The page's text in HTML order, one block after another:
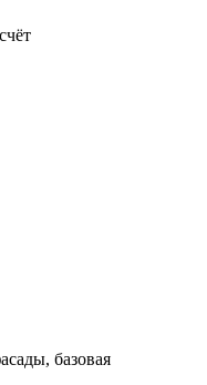
базовая